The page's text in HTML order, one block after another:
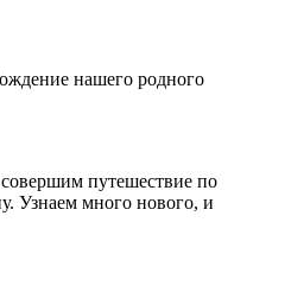
нашего родного
путешествие по
Узнаем много нового, и